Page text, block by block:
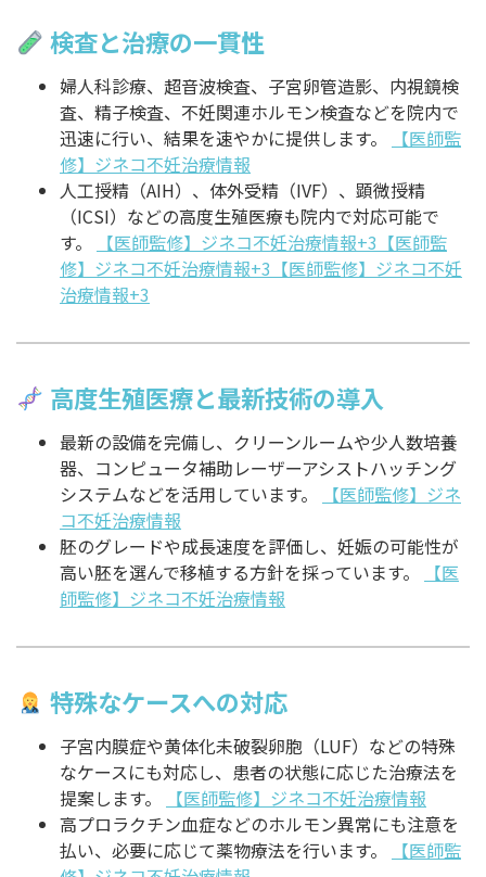
検査と治療の一貫性
婦人科診療、超音波検査、子宮卵管造影、内視鏡検
査、精子検査、不妊関連ホルモン検査などを院内で
迅速に行い、結果を速やかに提供します。
【医師監
修】ジネコ不妊治療情報
人工授精（AIH）、体外受精（IVF）、顕微授精
（ICSI）などの高度生殖医療も院内で対応可能で
す。
【医師監修】ジネコ不妊治療情報+3【医師監
修】ジネコ不妊治療情報+3【医師監修】ジネコ不妊
治療情報+3
高度生殖医療と最新技術の導入
最新の設備を完備し、クリーンルームや少人数培養
器、コンピュータ補助レーザーアシストハッチング
システムなどを活用しています。
【医師監修】ジネ
コ不妊治療情報
胚のグレードや成長速度を評価し、妊娠の可能性が
高い胚を選んで移植する方針を採っています。
【医
師監修】ジネコ不妊治療情報
特殊なケースへの対応
子宮内膜症や黄体化未破裂卵胞（LUF）などの特殊
なケースにも対応し、患者の状態に応じた治療法を
提案します。
【医師監修】ジネコ不妊治療情報
高プロラクチン血症などのホルモン異常にも注意を
払い、必要に応じて薬物療法を行います。
【医師監